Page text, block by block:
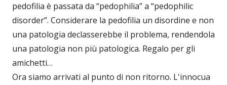
pedofilia è passata da “pedophilia” a “pedophilic
disorder”. Considerare la pedofilia un disordine e non
una patologia declasserebbe il problema, rendendola
una patologia non più patologica. Regalo per gli
amichetti…
Ora siamo arrivati al punto di non ritorno. L'innocua